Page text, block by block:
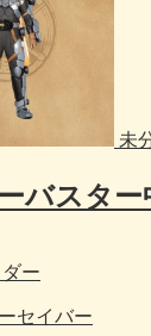
未
バスタ
ー
セイバー